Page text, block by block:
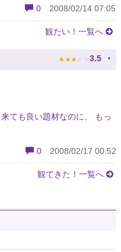
0 2008/02/14 07:05
観たい！一覧へ
★ ★ ★ ★ ★ 3.5
ても良い題材なのに、 もっ
0 2008/02/17 00:52
観てきた！一覧へ